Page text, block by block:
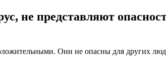
не представляют
Они не опасны для других